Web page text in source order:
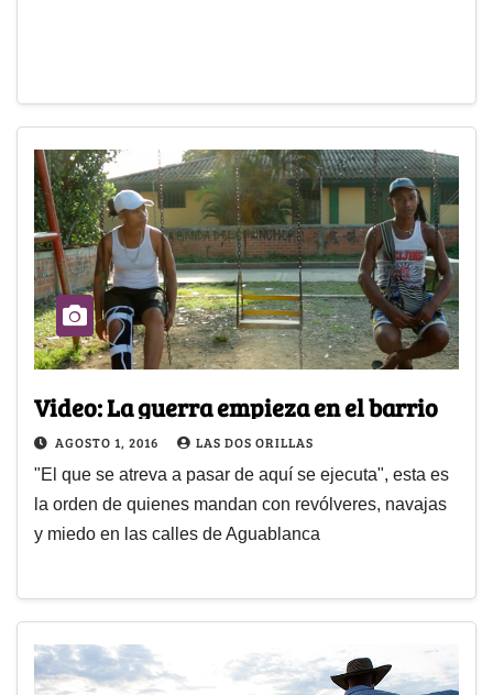
Video: La guerra empieza en el barrio
AGOSTO 1, 2016 LAS DOS ORILLAS
"El que se atreva a pasar de aquí se ejecuta", esta es
la orden de quienes mandan con revólveres, navajas
y miedo en las calles de Aguablanca